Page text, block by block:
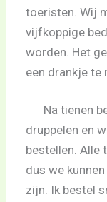
toeristen. Wij
vijfkoppige
worden. Het
een drankje te
Na tienen
druppelen en
bestellen. Alle
dus we
zijn. Ik bestel